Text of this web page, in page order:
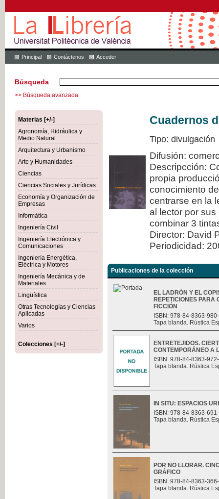
Principal Contáctenos Acceder
Búsqueda
>> Búsqueda avanzada
Materias [+/-]
Agronomía, Hidráulica y
Medio Natural
Arquitectura y Urbanismo
Arte y Humanidades
Ciencias
Ciencias Sociales y Jurídicas
Economía y Organización de
Empresas
Informática
Ingeniería Civil
Ingeniería Electrónica y
Comunicaciones
Ingeniería Energética,
Eléctrica y Motores
Ingeniería Mecánica y de
Materiales
Lingüística
Otras Tecnologías y Ciencias
Aplicadas
Varios
Colecciones [+/-]
Cuadernos
Tipo: divulgación
Difusión:
Descripcción:
propia
conocimiento
centrarse en la
al lector por
combinar 3
Director: David
Periodicidad:
Publicaciones de la colección
EL LADRÓN Y EL
REPETICIONES
FICCIÓN
ISBN: 978-84-8363-
Tapa blanda. Rústica
ENTRETEJIDOS.
CONTEMPORÁNEO A
ISBN: 978-84-8363-
Tapa blanda. Rústica
IN SITU: ESPACIOS
ISBN: 978-84-8363-
Tapa blanda. Rústica
POR NO LLORAR.
GRÁFICO
ISBN: 978-84-8363-
Tapa blanda. Rústica